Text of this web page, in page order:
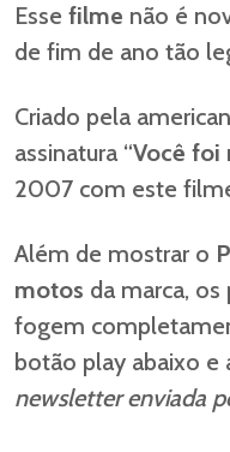
Esse filme não é
de fim de ano tão
Criado pela
assinatura “Você foi
2007 com este
Além de mostrar o
motos da marca,
fogem
botão play abaixo e
newsletter enviada